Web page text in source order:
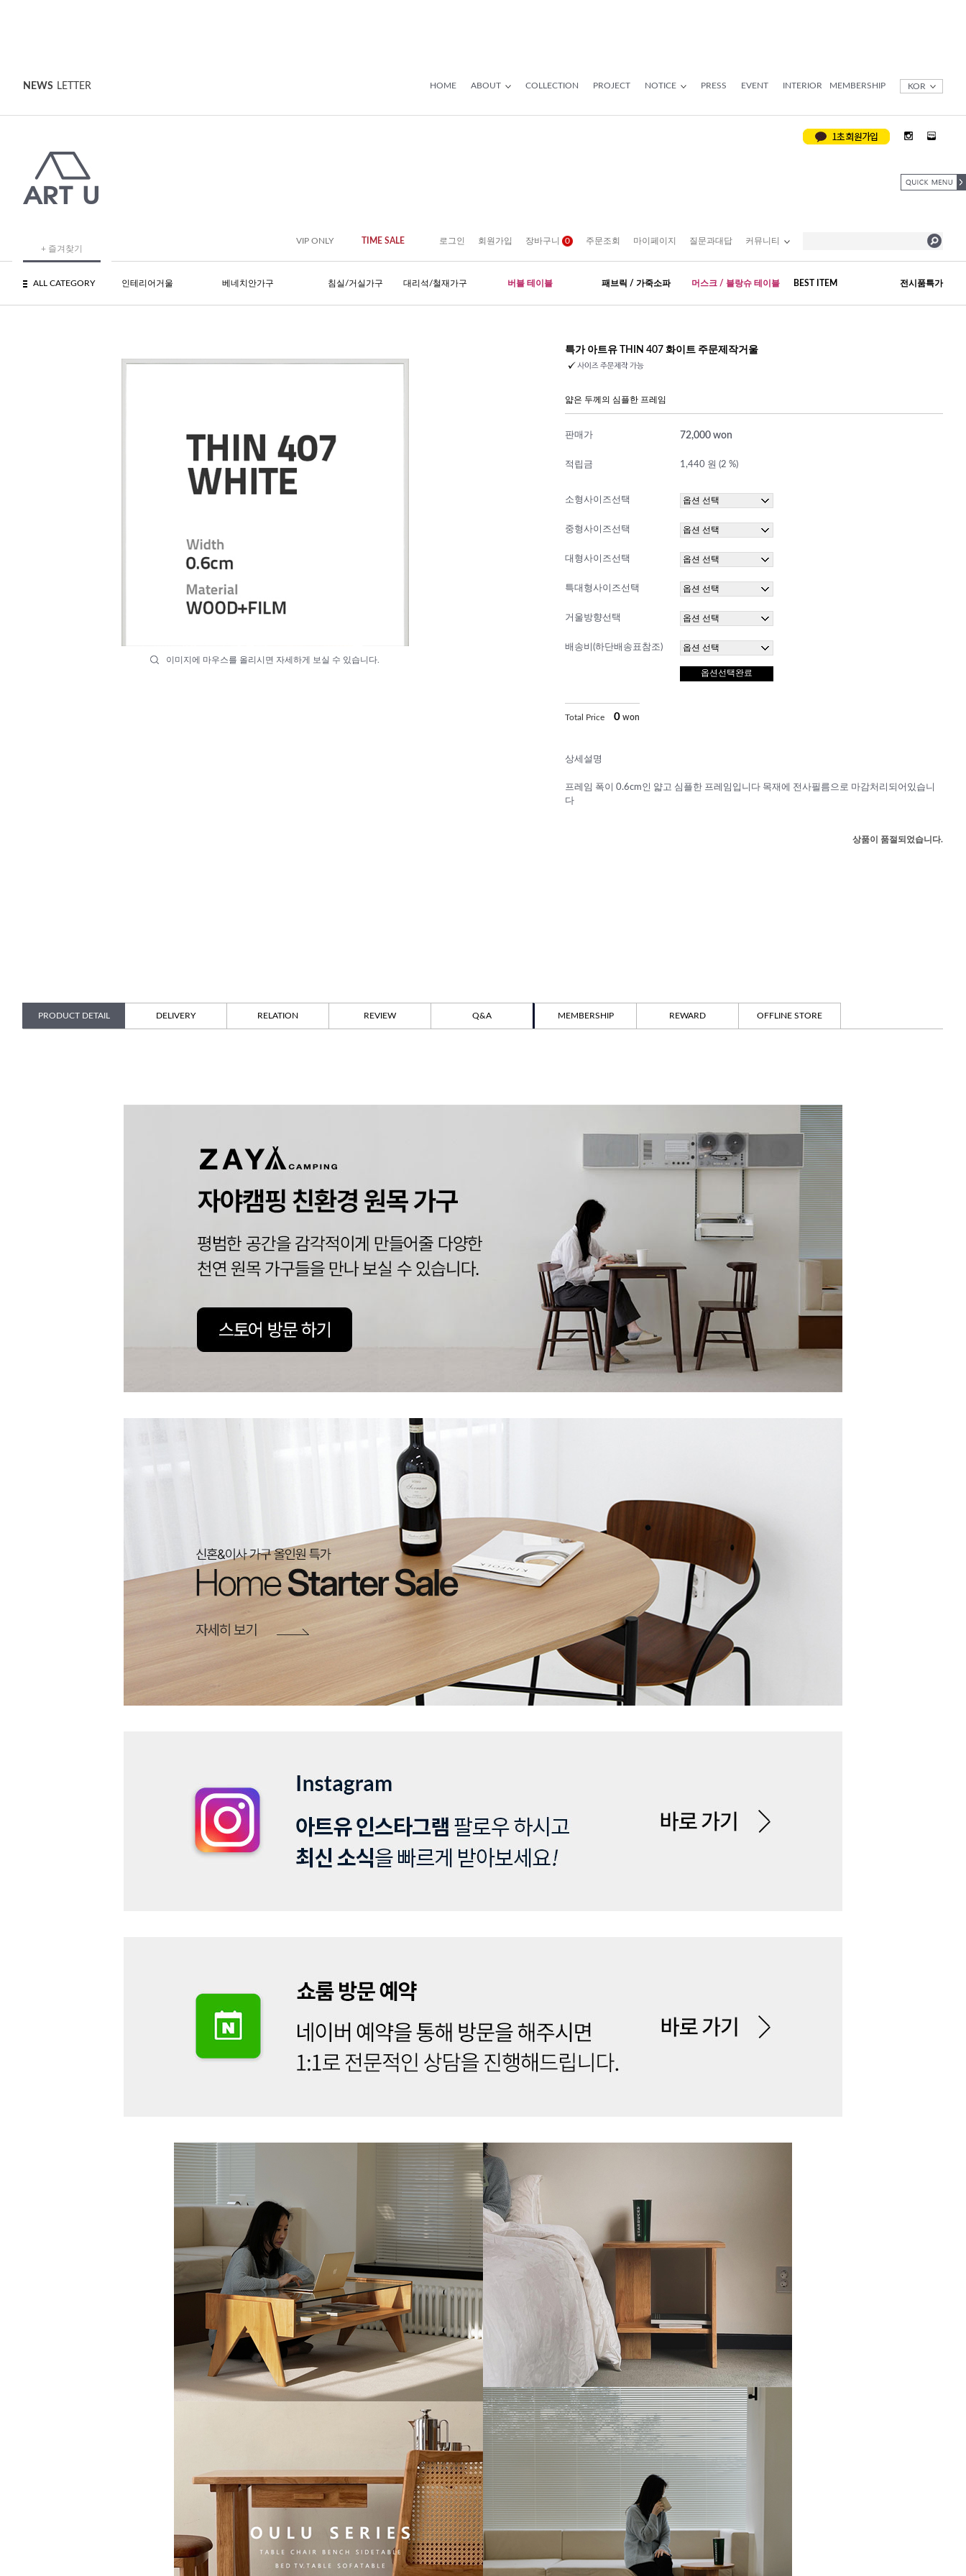
NEWS LETTER HOME ABOUT COLLECTION PROJECT NOTICE PRESS EVENT INTERIOR MEMBERSHIP KOR
+ 즐겨찾기
VIP ONLY TIME SALE 로그인 회원가입 장바구니 0 주문조회 마이페이지 질문과대답 커뮤니티
ALL CATEGORY 인테리어거울 베네치안가구 침실/거실가구 대리석/철재가구 버블 테이블 패브릭 / 가죽소파 머스크 / 블랑슈 테이블 BEST ITEM 전시품특가
이미지에 마우스를 올리시면 자세하게 보실 수 있습니다.
특가 아트유 THIN 407 화이트 주문제작거울
얇은 두께의 심플한 프레임
판매가 72,000 won
적립금 1,440 원 (2 %)
소형사이즈선택
중형사이즈선택
대형사이즈선택
특대형사이즈선택
거울방향선택
배송비(하단배송표참조)
옵션선택완료
Total Price 0 won
상세설명
프레임 폭이 0.6cm인 얇고 심플한 프레임입니다 목재에 전사필름으로 마감처리되어있습니
다
상품이 품절되었습니다.
PRODUCT DETAIL DELIVERY RELATION REVIEW Q&A MEMBERSHIP REWARD OFFLINE STORE